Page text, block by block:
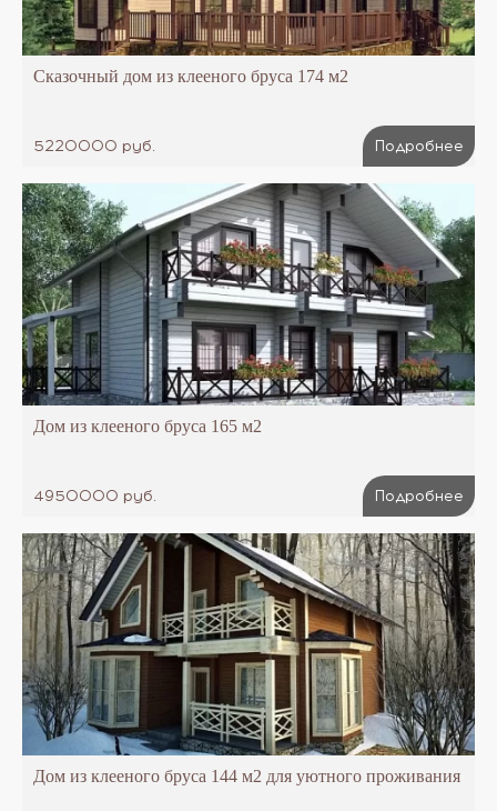
Сказочный дом из клееного бруса 174 м2
5220000 руб. Подробнее
Дом из клееного бруса 165 м2
4950000 руб. Подробнее
Дом из клееного бруса 144 м2 для уютного проживания